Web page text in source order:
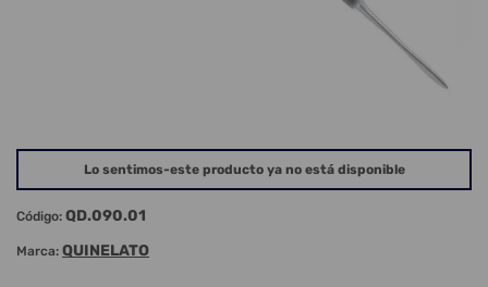
Lo sentimos-este producto ya no está disponible
Código: QD.090.01
Marca: QUINELATO